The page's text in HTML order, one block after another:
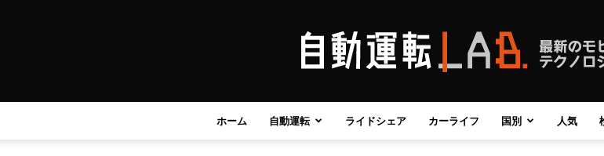
自
ホーム 自動運転 ライドシェア カーライフ 国別 人気